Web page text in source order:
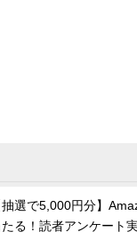
抽選で5,000円分】
たる！読者アンケート